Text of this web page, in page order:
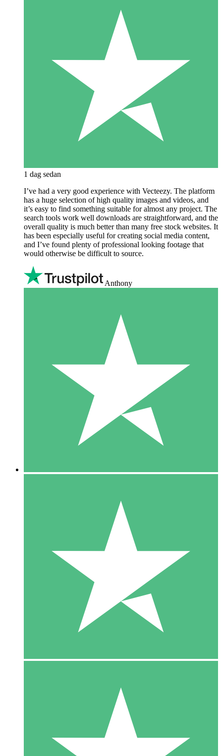
1 dag sedan
I’ve had a very good experience with Vecteezy. The platform
has a huge selection of high quality images and videos, and
it’s easy to find something suitable for almost any project. The
search tools work well downloads are straightforward, and the
overall quality is much better than many free stock websites. It
has been especially useful for creating social media content,
and I’ve found plenty of professional looking footage that
would otherwise be difficult to source.
Anthony